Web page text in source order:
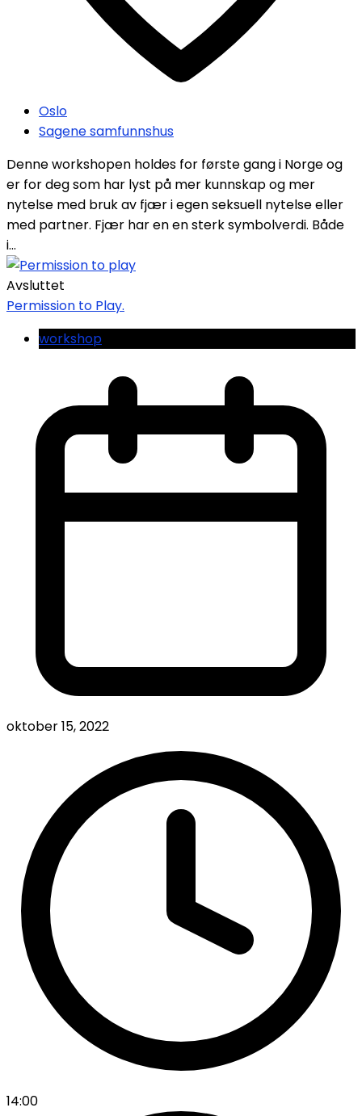
Oslo
Sagene samfunnshus
Denne workshopen holdes for første gang i Norge og
er for deg som har lyst på mer kunnskap og mer
nytelse med bruk av fjær i egen seksuell nytelse eller
med partner. Fjær har en en sterk symbolverdi. Både
i...
Avsluttet
Permission to Play.
workshop
oktober 15, 2022
14:00